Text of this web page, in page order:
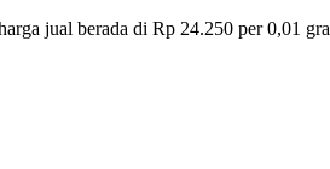
jual berada di Rp 24.250 per 0,01